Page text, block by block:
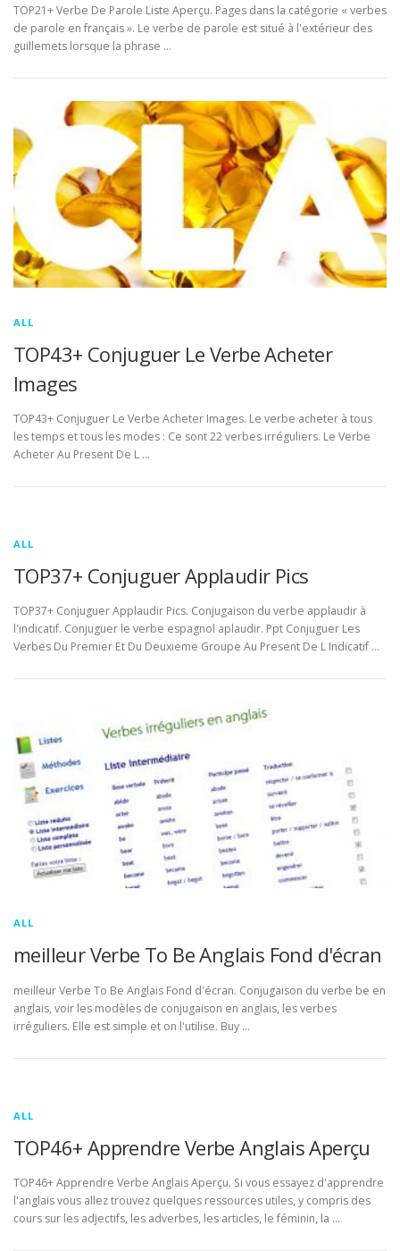
TOP21+ Verbe De Parole Liste Aperçu. Pages dans la catégorie « verbes
de parole en français ». Le verbe de parole est situé à l'extérieur des
guillemets lorsque la phrase …
ALL
TOP43+ Conjuguer Le Verbe Acheter
Images
TOP43+ Conjuguer Le Verbe Acheter Images. Le verbe acheter à tous
les temps et tous les modes : Ce sont 22 verbes irréguliers. Le Verbe
Acheter Au Present De L …
ALL
TOP37+ Conjuguer Applaudir Pics
TOP37+ Conjuguer Applaudir Pics. Conjugaison du verbe applaudir à
l'indicatif. Conjuguer le verbe espagnol aplaudir. Ppt Conjuguer Les
Verbes Du Premier Et Du Deuxieme Groupe Au Present De L Indicatif …
ALL
meilleur Verbe To Be Anglais Fond d'écran
meilleur Verbe To Be Anglais Fond d'écran. Conjugaison du verbe be en
anglais, voir les modèles de conjugaison en anglais, les verbes
irréguliers. Elle est simple et on l'utilise. Buy …
ALL
TOP46+ Apprendre Verbe Anglais Aperçu
TOP46+ Apprendre Verbe Anglais Aperçu. Si vous essayez d'apprendre
l'anglais vous allez trouvez quelques ressources utiles, y compris des
cours sur les adjectifs, les adverbes, les articles, le féminin, la …